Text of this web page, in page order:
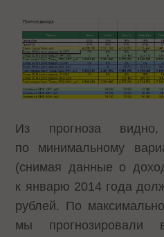
Из прогноза
по минимальному
(снимая данные о
к январю 2014 года
рублей. По
мы